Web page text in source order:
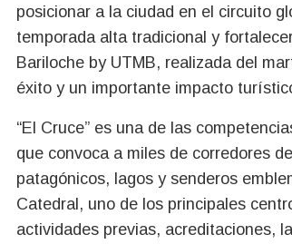
posicionar a la ciudad en el circuito
temporada alta tradicional y
Bariloche by UTMB, realizada del
éxito y un importante impacto
“El Cruce” es una de las
que convoca a miles de corredores
patagónicos, lagos y senderos
Catedral, uno de los principales
actividades previas, acreditaciones,